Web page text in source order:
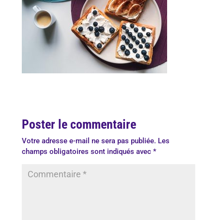
Poster le commentaire
Votre adresse e-mail ne sera pas publiée. Les
champs obligatoires sont indiqués avec *